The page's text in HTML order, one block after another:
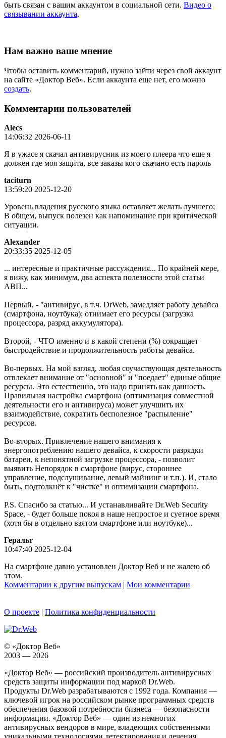
быть связан с вашим аккаунтом в социальной сети. Видео о
связывании аккаунта.
Нам важно ваше мнение
Чтобы оставить комментарий, нужно зайти через свой аккаунт
на сайте «Доктор Веб». Если аккаунта еще нет, его можно
создать.
Комментарии пользователей
Alecs
14:06:32 2026-06-11
Я в ужасе я скачал антивирусник из моего плеера что еще я
должен где моя защита, все заказы кого скачано есть пароль
taciturn
13:59:20 2025-12-20
Уровень владения русского языка оставляет желать лучшего;
В общем, выпуск полезен как напоминание при критической
ситуации.
Alexander
20:33:35 2025-12-05
... интересные и практичные рассуждения... По крайней мере,
я вижу, как минимум, два аспекта полезности этой статьи
АВП...
Первый, - "антивирус, в т.ч. DrWeb, замедляет работу девайса
(смартфона, ноутбука); отнимает его ресурсы (загрузка
процессора, разряд аккумулятора).
Второй, - ЧТО именно и в какой степени (%) сокращает
быстродействие и продолжительность работы девайса.
Во-первых. На мой взгляд, любая соучаствующая деятельность
отвлекает внимание от "основной" и "поедает" единые общие
ресурсы. Это естественно, это надо принять как данность.
Правильная настройка смартфона (оптимизация совместной
деятельности его и антивируса) может улучшить их
взаимодействие, сократить бесполезное "распыление"
ресурсов.
Во-вторых. Привлечение нашего внимания к
энергопотреблению нашего девайса, к скорости разрядки
батареи, к непонятной загрузке процессора, - позволит
выявить Непорядок в смартфоне (вирус, стороннее
управление, подслушивание, левый майнинг и т.п.). И, стало
быть, подтолкнёт к "чистке" и оптимизации смартфона.
P.S. Спасибо за статью... И устанавливайте Dr.Web Security
Space, - будет больше покоя в наше непростое и суетное время
(хотя бы в отдельно взятом смартфоне или ноутбуке)...
Геральт
10:47:40 2025-12-04
На смартфоне давно установлен Доктор Веб и не жалею об
этом.
Комментарии к другим выпускам | Мои комментарии
О проекте | Политика конфиденциальности
© «Доктор Веб»
2003 — 2026
«Доктор Веб» — российский производитель антивирусных
средств защиты информации под маркой Dr.Web.
Продукты Dr.Web разрабатываются с 1992 года. Компания —
ключевой игрок на российском рынке программных средств
обеспечения базовой потребности бизнеса — безопасности
информации. «Доктор Веб» — один из немногих
антивирусных вендоров в мире, владеющих собственными